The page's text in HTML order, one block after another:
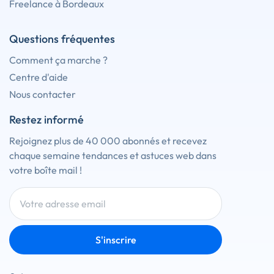
Freelance à Bordeaux
Questions fréquentes
Comment ça marche ?
Centre d'aide
Nous contacter
Restez informé
Rejoignez plus de 40 000 abonnés et recevez
chaque semaine tendances et astuces web dans
votre boîte mail !
S'inscrire